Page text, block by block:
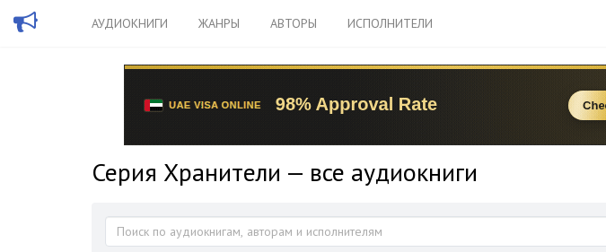
АУДИОКНИГИ ЖАНРЫ АВТОРЫ ИСПОЛНИТЕЛИ
Серия Хранители — все аудиокниги